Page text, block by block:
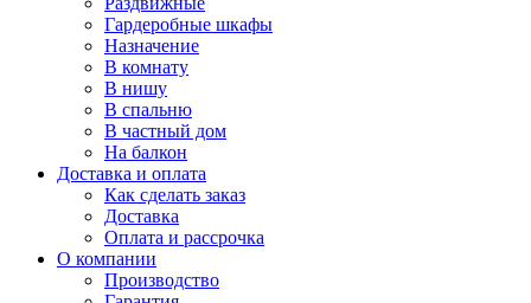
Гардеробные шкафы
Назначение
В комнату
В нишу
В спальню
В частный дом
На балкон
Доставка и оплата
Как сделать заказ
Доставка
Оплата и рассрочка
О компании
Производство